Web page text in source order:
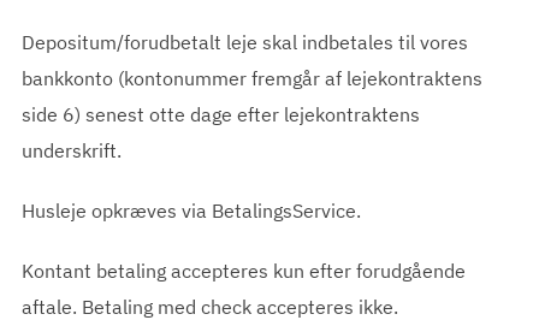
Depositum/forudbetalt leje skal indbetales til vores
bankkonto (kontonummer fremgår af lejekontraktens
side 6) senest otte dage efter lejekontraktens
underskrift.
Husleje opkræves via BetalingsService.
Kontant betaling accepteres kun efter forudgående
aftale. Betaling med check accepteres ikke.